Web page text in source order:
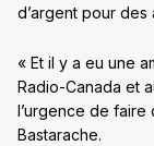
d’argent pour des
« Et il y a eu une
Radio-Canada et
l’urgence de faire
Bastarache.